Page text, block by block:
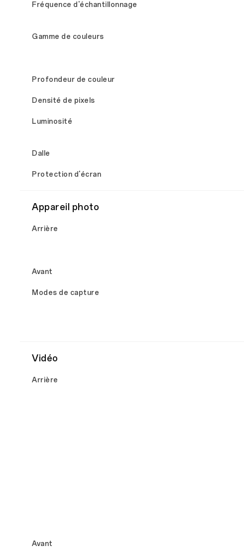
Fréquence d'échantillonnage
Gamme de couleurs
Profondeur de couleur
Densité de pixels
Luminosité
Dalle
Protection d'écran
Appareil photo
Arrière
Avant
Modes de capture
Vidéo
Arrière
Avant